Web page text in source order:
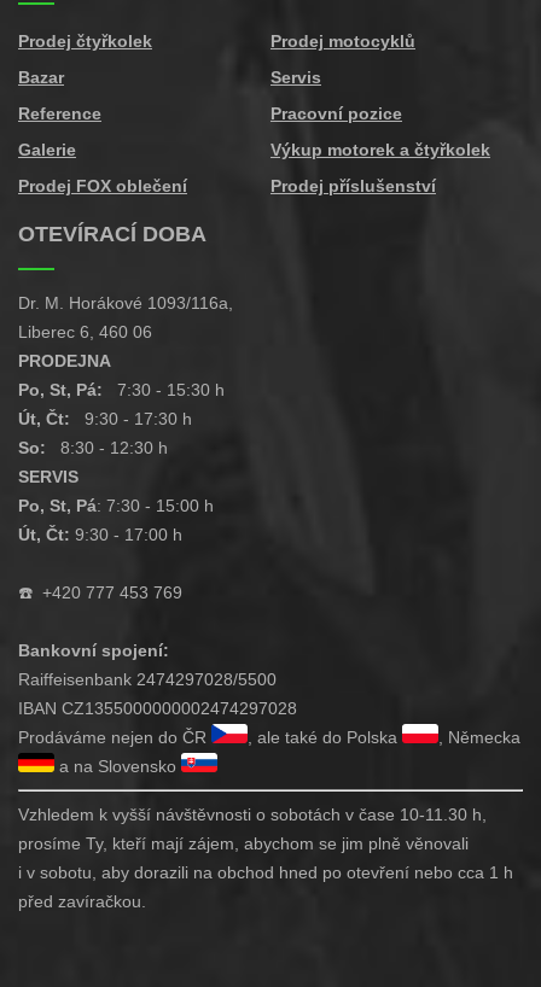
Prodej čtyřkolek
Prodej motocyklů
Bazar
Servis
Reference
Pracovní pozice
Galerie
Výkup motorek a čtyřkolek
Prodej FOX oblečení
Prodej příslušenství
OTEVÍRACÍ DOBA
Dr. M. Horákové 1093/116a,
Liberec 6, 460 06
PRODEJNA
Po, St, Pá:
7:30 - 15:30 h
Út, Čt: 9:30 - 17:30 h
So: 8:30 - 12:30 h
SERVIS
Po, St, Pá: 7:30 - 15:00 h
Út, Čt: 9:30 - 17:00 h
☎️ +420 777 453 769
Bankovní spojení:
Raiffeisenbank 2474297028/5500
IBAN CZ1355000000002474297028
Prodáváme nejen do ČR
, ale také do Polska
, Německa
a na Slovensko
Vzhledem k vyšší návštěvnosti o sobotách v čase 10-11.30 h,
prosíme Ty, kteří mají zájem, abychom se jim plně věnovali
i v sobotu, aby dorazili na obchod hned po otevření nebo cca 1 h
před zavíračkou.